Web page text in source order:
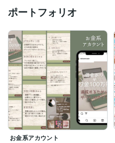
ポートフォリオ
お金系アカウント